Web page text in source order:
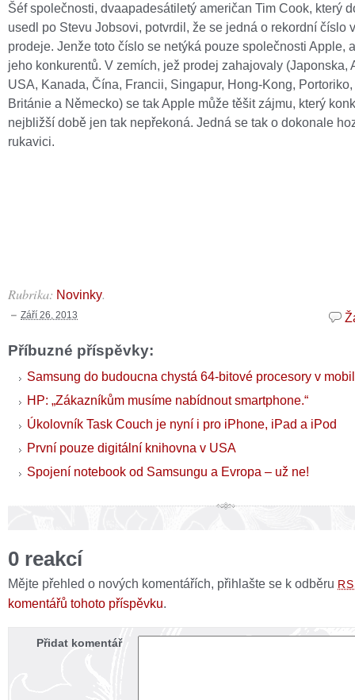
Šéf společnosti, dvaapadesátiletý američan Tim Cook, který
usedl po Stevu Jobsovi, potvrdil, že se jedná o rekordní číslo
prodeje. Jenže toto číslo se netýká pouze společnosti Apple,
jeho konkurentů. V zemích, jež prodej zahajovaly (Japonska,
USA, Kanada, Čína, Francii, Singapur, Hong-Kong,
Británie a Německo) se tak Apple může těšit zájmu, který
nejbližší době jen tak nepřekoná. Jedná se tak o dokonale
rukavici.
Rubrika: Novinky.
Září 26, 2013
Příbuzné příspěvky:
Samsung do budoucna chystá 64-bitové procesory v
HP: „Zákazníkům musíme nabídnout smartphone.“
Úkolovník Task Couch je nyní i pro iPhone, iPad a iPod
První pouze digitální knihovna v USA
Spojení notebook od Samsungu a Evropa – už ne!
0 reakcí
Mějte přehled o nových komentářích, přihlašte se k odběru
komentářů tohoto příspěvku.
Přidat komentář